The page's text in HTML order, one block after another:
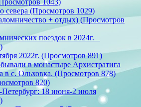
севера (Просмотров 1029)
+ отдых) (Просмотров
поездок в 2024г.
2022г. (Просмотров 891)
в монастыре Архистратига
в с. Ольховка. (Просмотров 878)
820)
18 июня-2 июля